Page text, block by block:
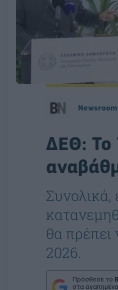
Newsroom
ΔΕΘ: Το
Συνολικά,
θα πρέπει
2026.
Πρόσθεσε το
στα